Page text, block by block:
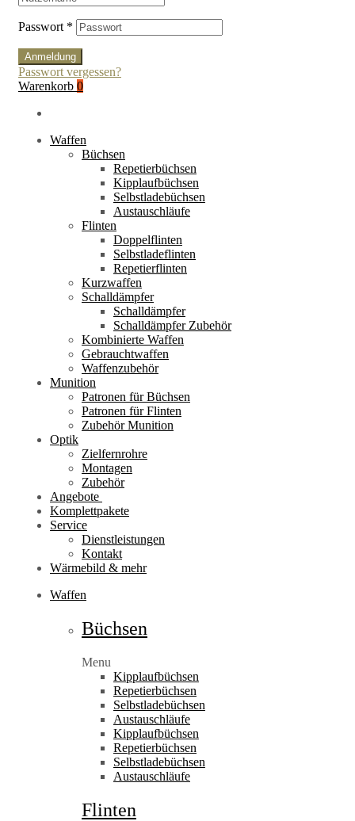
Passwort *
Anmeldung
Passwort vergessen?
Warenkorb 0
Waffen
Büchsen
Repetierbüchsen
Kipplaufbüchsen
Selbstladebüchsen
Austauschläufe
Flinten
Doppelflinten
Selbstladeflinten
Repetierflinten
Kurzwaffen
Schalldämpfer
Schalldämpfer
Schalldämpfer Zubehör
Kombinierte Waffen
Gebrauchtwaffen
Waffenzubehör
Munition
Patronen für Büchsen
Patronen für Flinten
Zubehör Munition
Optik
Zielfernrohre
Montagen
Zubehör
Angebote
Komplettpakete
Service
Dienstleistungen
Kontakt
Wärmebild & mehr
Waffen
Büchsen
Menu
Kipplaufbüchsen
Repetierbüchsen
Selbstladebüchsen
Austauschläufe
Kipplaufbüchsen
Repetierbüchsen
Selbstladebüchsen
Austauschläufe
Flinten